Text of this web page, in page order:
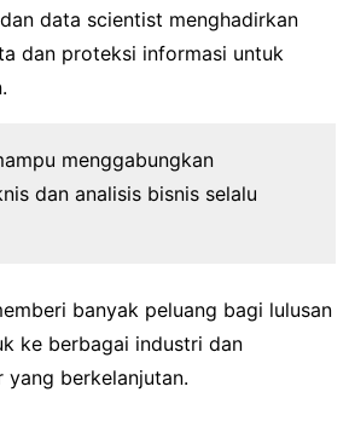
data scientist menghadirkan
dan proteksi informasi untuk
menggabungkan
dan analisis bisnis selalu
banyak peluang bagi lulusan
ke berbagai industri dan
yang berkelanjutan.